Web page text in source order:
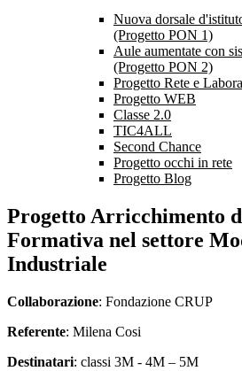
Nuova dorsale
(Progetto PON 1)
Aule aumentate con
(Progetto PON 2)
Progetto Rete e
Progetto WEB
Classe 2.0
TIC4ALL
Second Chance
Progetto occhi in rete
Progetto Blog
Progetto Arricchimento
Formativa nel settore
Industriale
Collaborazione: Fondazione CRUP
Referente: Milena Cosi
Destinatari: classi 3M - 4M – 5M